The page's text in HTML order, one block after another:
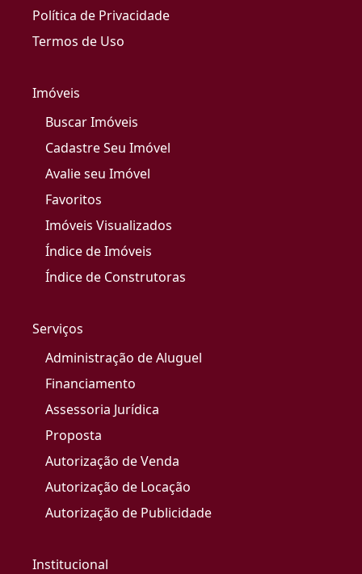
Política de Privacidade
Termos de Uso
Imóveis
Buscar Imóveis
Cadastre Seu Imóvel
Avalie seu Imóvel
Favoritos
Imóveis Visualizados
Índice de Imóveis
Índice de Construtoras
Serviços
Administração de Aluguel
Financiamento
Assessoria Jurídica
Proposta
Autorização de Venda
Autorização de Locação
Autorização de Publicidade
Institucional